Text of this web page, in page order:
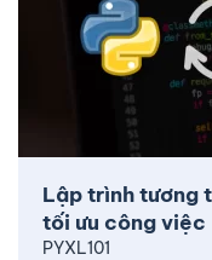
Lập trình tương
tối ưu công việc
PYXL101